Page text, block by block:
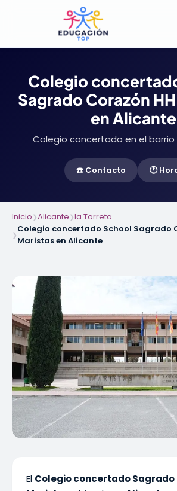
Colegio
Sagrado Corazón
en Alicante
Colegio concertado en el
☎️ Contacto 🕐
Inicio❯Alicante❯la Torreta
❯
Colegio concertado School Sagrado
Maristas en Alicante
El Colegio concertado Sagrado